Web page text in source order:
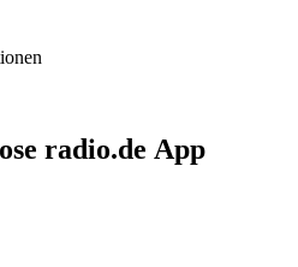
radio.de App